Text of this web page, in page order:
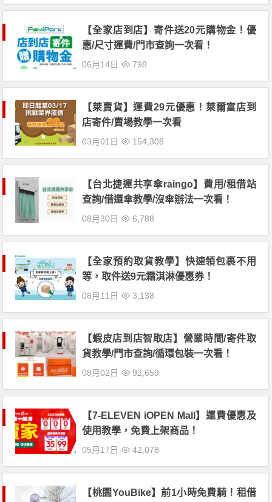
【全家店到店】寄件送20元購物金！優
惠/尺寸運費/門市查詢一次看！
06月14日 798
【萊賣貨】運費29元優惠！萊爾富店到
店寄件/賣場教學一次看
03月01日 154,308
【台北捷運共享傘raingo】費用/租借站
查詢/借還傘教學/沒傘辦法一次看！
08月30日 6,788
【全家預約取貨教學】快速領包裹不用
等，取件送9元霜淇淋優惠券！
08月11日 3,138
【蝦皮店到店智取店】營業時間/寄件取
貨教學/門市查詢/循環包裝一次看！
08月02日 92,659
【7-ELEVEN iOPEN Mall】運費優惠及
使用教學，免費上架商品！
05月17日 42,078
【桃園YouBike】前1小時免費騎！租借